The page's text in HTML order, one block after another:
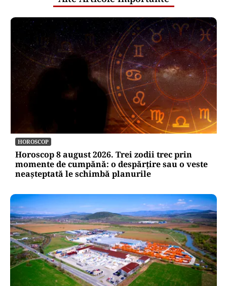
HOROSCOP
Horoscop 8 august 2026. Trei zodii trec prin
momente de cumpănă: o despărțire sau o veste
neașteptată le schimbă planurile